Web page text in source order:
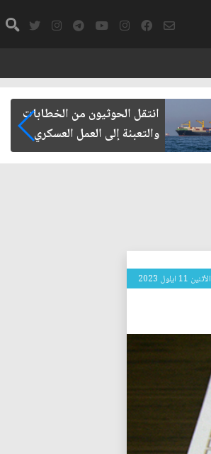
انتقل الحوثيون من الخطابات
والتعبئة إلى العمل العسكري
الأثنين 11 ايلول 2023